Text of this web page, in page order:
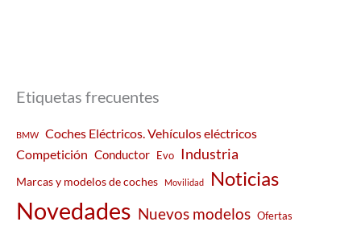
Etiquetas frecuentes
BMW
Coches Eléctricos. Vehículos eléctricos
Competición Conductor Evo Industria
Marcas y modelos de coches Movilidad Noticias
Novedades Nuevos modelos Ofertas